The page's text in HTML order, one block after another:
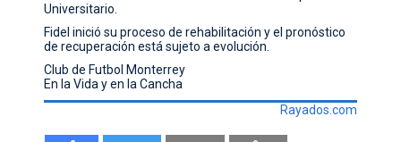
Universitario.
Fidel inició su proceso de rehabilitación y el pronóstico
de recuperación está sujeto a evolución.
Club de Futbol Monterrey
En la Vida y en la Cancha
Rayados.com